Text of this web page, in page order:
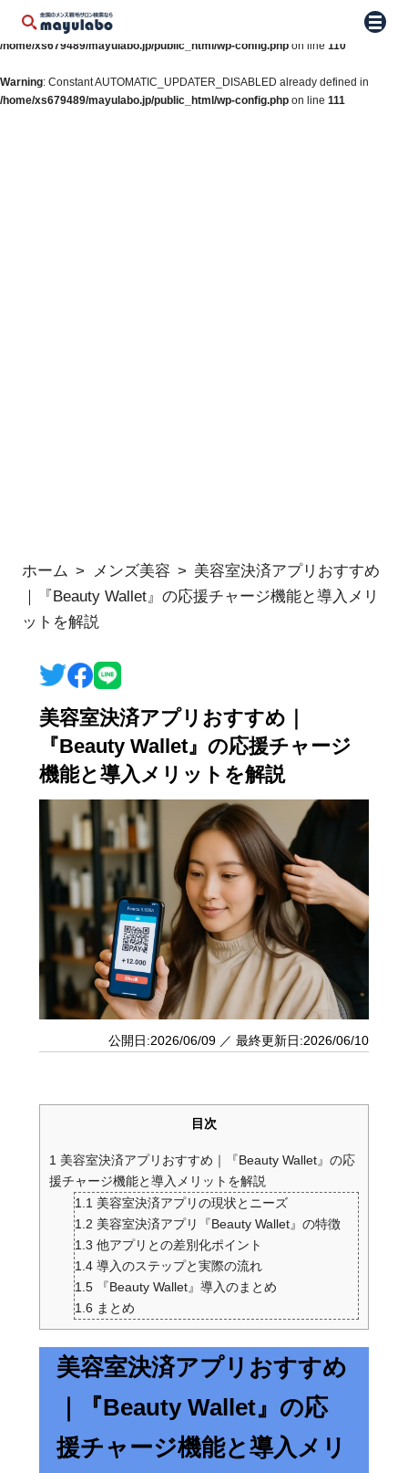
Warning: Constant WP_AUTO_UPDATE_CORE already defined in
/home/xs679489/mayulabo.jp/public_html/wp-config.php on line 110
Warning: Constant AUTOMATIC_UPDATER_DISABLED already defined in
/home/xs679489/mayulabo.jp/public_html/wp-config.php on line 111
メニ
ホーム メンズ美容
美容室決済アプリおすすめ
｜『Beauty Wallet』の応援チャージ機能と導入メリ
ットを解説
美容室決済アプリおすすめ｜
『Beauty Wallet』の応援チャージ
機能と導入メリットを解説
公開日:2026/06/09 ／ 最終更新日:2026/06/10
目次
1 美容室決済アプリおすすめ｜『Beauty Wallet』の応
援チャージ機能と導入メリットを解説
1.1 美容室決済アプリの現状とニーズ
1.2 美容室決済アプリ『Beauty Wallet』の特徴
1.3 他アプリとの差別化ポイント
1.4 導入のステップと実際の流れ
1.5 『Beauty Wallet』導入のまとめ
1.6 まとめ
美容室決済アプリおすすめ
｜『Beauty Wallet』の応
援チャージ機能と導入メリ